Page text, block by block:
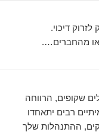
דיכוי.
מהחברים….
שקופים, הרווחה
רבים יתאחדו
ההתנהלות שלך